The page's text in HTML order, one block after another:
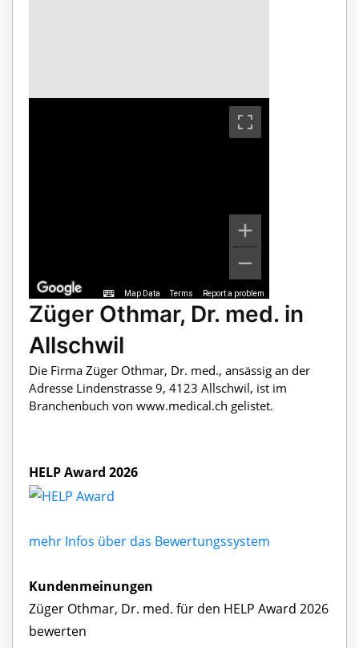
Map Data Terms Report a problem
Züger Othmar, Dr. med. in
Allschwil
Die Firma Züger Othmar, Dr. med., ansässig an der
Adresse Lindenstrasse 9, 4123 Allschwil, ist im
Branchenbuch von www.medical.ch gelistet.
HELP Award 2026
mehr Infos über das Bewertungssystem
Kundenmeinungen
Züger Othmar, Dr. med. für den HELP Award 2026
bewerten